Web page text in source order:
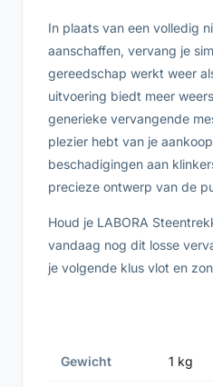
In plaats van een volledig
aanschaffen, vervang je
gereedschap werkt weer
uitvoering biedt meer
generieke vervangende
plezier hebt van je
beschadigingen aan
precieze ontwerp van de
Houd je LABORA
vandaag nog dit losse
je volgende klus vlot en
Gewicht 1 kg